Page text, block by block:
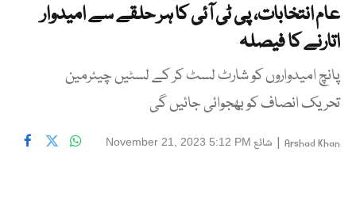
عام انتخابات، پی ٹی آئی کا ہر حلقے سے امیدوار
اتارنے کا فیصلہ
پانچ امیدواروں کو شارٹ لسٹ کر کے لسٹیں چیئرمین
تحریک انصاف کو بھجوائی جائیں گی
Arshad Khan
| شائع November 21, 2023 5:12 PM